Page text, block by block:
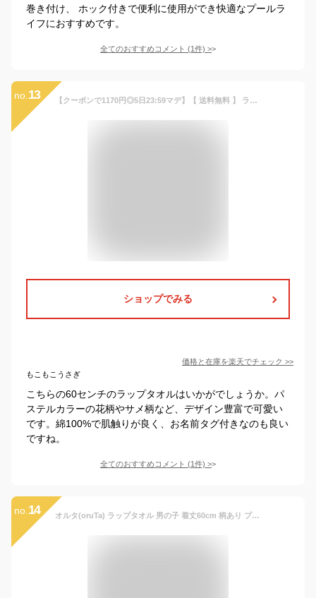
巻き付け、 ホック付きで便利に使用ができ快適なプールラ
イフにおすすめです。
全てのおすすめコメント (1件) >
no. 13 【クーポンで1170円◎5日23:59マデ】【 送料無料 】 ラップタオル キッズ 男の子 女の子 60cm × 120cm 綿100％ ネームタグ付 [ 日焼け対策 巻きタオル 水着用品 プールタオル タオル 子供用 着替え お風呂 温泉 大人 スイミング 海水浴 水遊び バスタオル かわいい ]
ショップでみる
価格と在庫を楽天でチェック >>
もこもこうさぎ
こちらの60センチのラップタオルはいかがでしょうか。パ
ステルカラーの花柄やサメ柄など、デザイン豊富で可愛い
です。綿100%で肌触りが良く、お名前タグ付きなのも良い
ですね。
全てのおすすめコメント (1件) >
no. 14 オルタ(oruTa) ラップタオル 男の子 着丈60cm 柄あり プリント キッズ 女の子 ビーチタオル ボタン調整可 吸水速乾 プール 水泳 巻きタオル お着替えタオル 綿100％ スペースナイトブルー